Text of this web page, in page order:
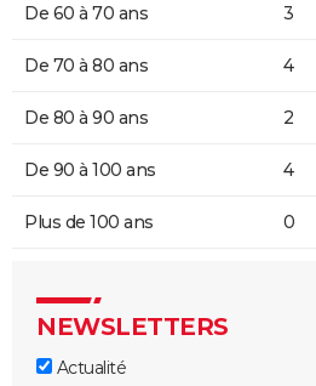
De 60 à 70 ans 3
De 70 à 80 ans 4
De 80 à 90 ans 2
De 90 à 100 ans 4
Plus de 100 ans 0
NEWSLETTERS
Actualité